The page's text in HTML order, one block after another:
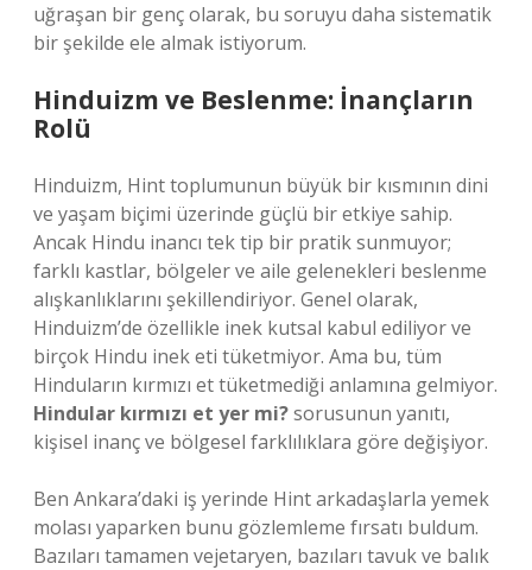
uğraşan bir genç olarak, bu soruyu daha sistematik
bir şekilde ele almak istiyorum.
Hinduizm ve Beslenme: İnançların
Rolü
Hinduizm, Hint toplumunun büyük bir kısmının dini
ve yaşam biçimi üzerinde güçlü bir etkiye sahip.
Ancak Hindu inancı tek tip bir pratik sunmuyor;
farklı kastlar, bölgeler ve aile gelenekleri beslenme
alışkanlıklarını şekillendiriyor. Genel olarak,
Hinduizm’de özellikle inek kutsal kabul ediliyor ve
birçok Hindu inek eti tüketmiyor. Ama bu, tüm
Hinduların kırmızı et tüketmediği anlamına gelmiyor.
Hindular kırmızı et yer mi?sorusunun yanıtı,
kişisel inanç ve bölgesel farklılıklara göre değişiyor.
Ben Ankara’daki iş yerinde Hint arkadaşlarla yemek
molası yaparken bunu gözlemleme fırsatı buldum.
Bazıları tamamen vejetaryen, bazıları tavuk ve balık